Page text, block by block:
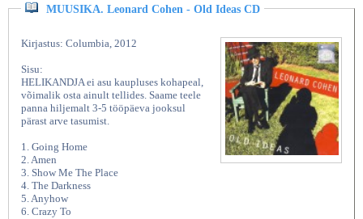
MUUSIKA. Leonard Cohen - Old Ideas CD
Kirjastus: Columbia, 2012
Sisu:
HELIKANDJA ei asu kaupluses kohapeal,
võimalik osta ainult tellides. Saame teele
panna hiljemalt 3-5 tööpäeva jooksul
pärast arve tasumist.
1. Going Home
2. Amen
3. Show Me The Place
4. The Darkness
5. Anyhow
6. Crazy To